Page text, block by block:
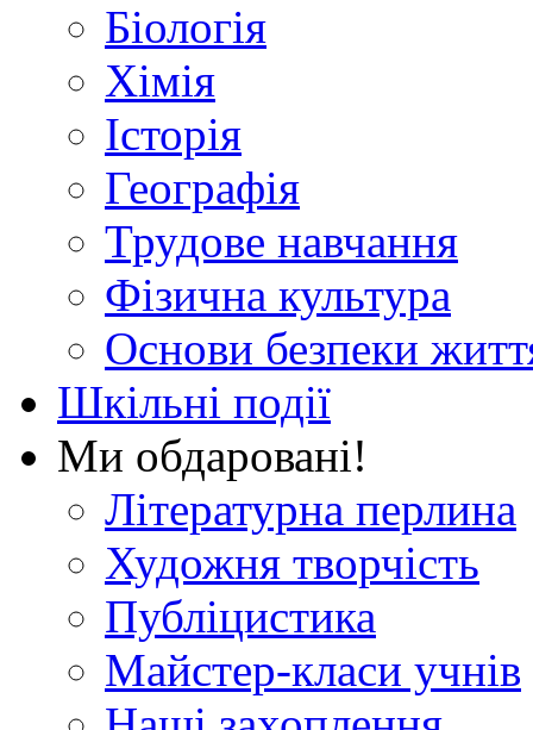
Біологія
Хімія
Історія
Географія
Трудове навчання
Фізична культура
Основи безпеки
Шкільні події
Ми обдаровані!
Літературна перлина
Художня творчість
Публіцистика
Майстер-класи учнів